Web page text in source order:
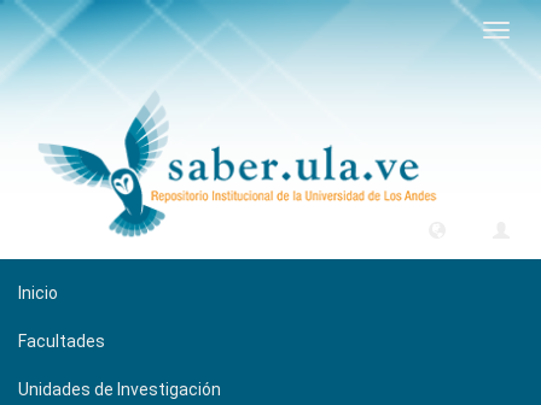
Inicio
Facultades
Unidades de Investigación